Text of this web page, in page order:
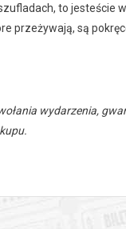
to jesteście
przeżywają, są
wydarzenia,